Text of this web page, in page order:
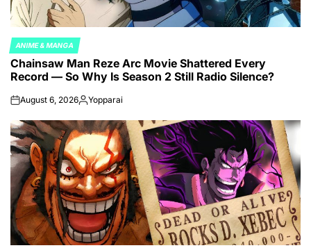
POSTED
IN
ANIME & MANGA
Chainsaw Man Reze Arc Movie Shattered Every
Record — So Why Is Season 2 Still Radio Silence?
onAugust 6, 2026Posted
Yopparai